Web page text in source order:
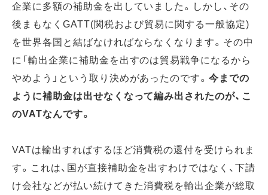
企業に多額の補助金を出していました。しかし、その
後まもなくGATT(関税および貿易に関する一般協定)
を世界各国と結ばなければならなくなります。その中
に「輸出企業に補助金を出すのは貿易戦争になるから
やめよう」という取り決めがあったのです。今までの
ように補助金は出せなくなって編み出されたのが、こ
のVATなんです。
VATは輸出すればするほど消費税の還付を受けられま
す。これは、国が直接補助金を出すわけではなく、下請
け会社などが払い続けてきた消費税を輸出企業が総取